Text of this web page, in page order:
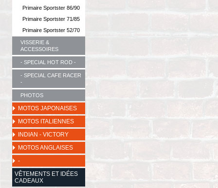
Primaire Sportster 86/90
Primaire Sportster 71/85
Primaire Sportster 52/70
VISSERIE &
ACCESSOIRES
- SPECIAL HOT ROD -
- SPECIAL CAFE RACER
-
PHOTOS
MOTOS JAPONAISES
MOTOS ITALIENNES
INDIAN - VICTORY
MOTOS ANGLAISES
-
VÊTEMENTS ET IDÉES
CADEAUX